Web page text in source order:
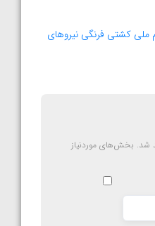
ملی کشتی فرنگی نیروهای
شد. بخش‌های موردنیاز